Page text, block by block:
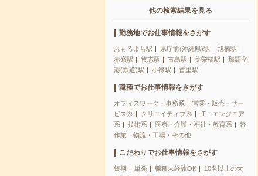
他の検索結果を見る
勤務地でお仕事情報をさがす
おもろまち駅 県庁前(沖縄県)駅
旭橋駅
赤嶺駅
牧志駅 古島駅 美栄橋駅
那覇空
港(鉄道)駅
小禄駅 首里駅
職種でお仕事情報をさがす
オフィスワーク・事務系
営業・販売・サー
ビス系
クリエイティブ系
IT・エンジニア
系
技術系 医療・介護・福祉・教育系
軽
作業・物流・工場・その他
こだわりでお仕事情報をさがす
短期 単発 職種未経験OK
10名以上の大